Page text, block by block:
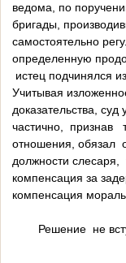
ведома, по
бригады,
самостоятельно
определенную
истец подчинялся
Учитывая
доказательства,
частично, признав
отношения, обязал
должности слесаря,
компенсация за
компенсация
Решение не